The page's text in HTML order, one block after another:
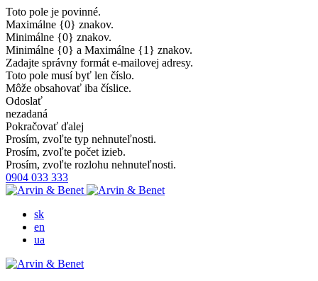
Toto pole je povinné.
Maximálne {0} znakov.
Minimálne {0} znakov.
Minimálne {0} a Maximálne {1} znakov.
Zadajte správny formát e-mailovej adresy.
Toto pole musí byť len číslo.
Môže obsahovať iba číslice.
Odoslať
nezadaná
Pokračovať ďalej
Prosím, zvoľte typ nehnuteľnosti.
Prosím, zvoľte počet izieb.
Prosím, zvoľte rozlohu nehnuteľnosti.
0904 033 333
sk
en
ua